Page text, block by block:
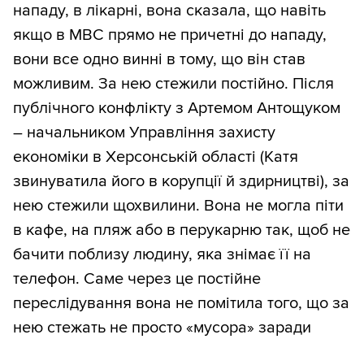
нападу, в лікарні, вона сказала, що навіть
якщо в МВС прямо не причетні до нападу,
вони все одно винні в тому, що він став
можливим. За нею стежили постійно. Після
публічного конфлікту з Артемом Антощуком
– начальником Управління захисту
економіки в Херсонській області (Катя
звинуватила його в корупції й здирництві), за
нею стежили щохвилини. Вона не могла піти
в кафе, на пляж або в перукарню так, щоб не
бачити поблизу людину, яка знімає її на
телефон. Саме через це постійне
переслідування вона не помітила того, що за
нею стежать не просто «мусора» заради